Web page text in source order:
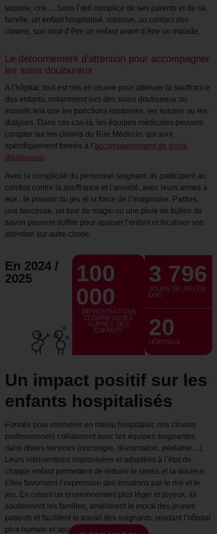
taquine, crie… Sous l’œil complice de ses parents et de sa
famille, un enfant hospitalisé, retrouve, au contact des
clowns, son droit d’être un enfant avant d’être un malade.
Le détournement d’attention pour accompagner
les soins douloureux
A l’hôpital, tout est mis en œuvre pour atténuer la souffrance
des enfants, notamment lors des soins douloureux ou
invasifs tels que les ponctions lombaires, les sutures ou les
dialyses. Dans ces cas-là, les équipes médicales peuvent
compter sur les clowns du Rire Médecin, qui sont
spécifiquement formés à l’accompagnement de soins
douloureux.
Avec la complicité du personnel soignant, ils participent au
combat contre la souffrance et l’anxiété, avec leurs armes à
eux : le pouvoir du jeu et la force de l’imaginaire. Parfois,
une berceuse, un tour de magie ou une pluie de bulles de
savon peuvent suffire pour apaiser l’enfant et focaliser son
attention sur autre chose.
En 2024 /
2025
100
000
IMPROVISATIONS
CLOWNESQUES
AUPRÈS DES
ENFANTS
3 796
JOURS DE JEU EN
DUO
20
HÔPITAUX
Un impact positif sur les
enfants hospitalisés
Formés pour intervenir en milieu hospitalier, nos clowns
professionnels collaborent avec les équipes soignantes
dans divers services (oncologie, réanimation, pédiatrie…).
Leurs interventions improvisées et adaptées à l’état de
chaque enfant permettent de réduire le stress et la douleur.
Elles favorisent l’expression des émotions par le rire et le
jeu. En créant un environnement plus léger et joyeux, ils
soutiennent les familles, améliorent le moral des jeunes
patients et facilitent le travail des soignants, rendant l’hôpital
plus humain et apaisant.